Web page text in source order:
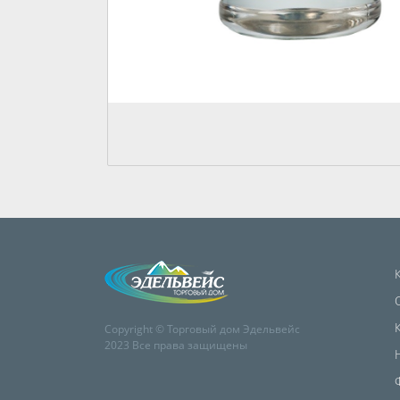
Copyright © Торговый дом Эдельвейс
2023 Все права защищены